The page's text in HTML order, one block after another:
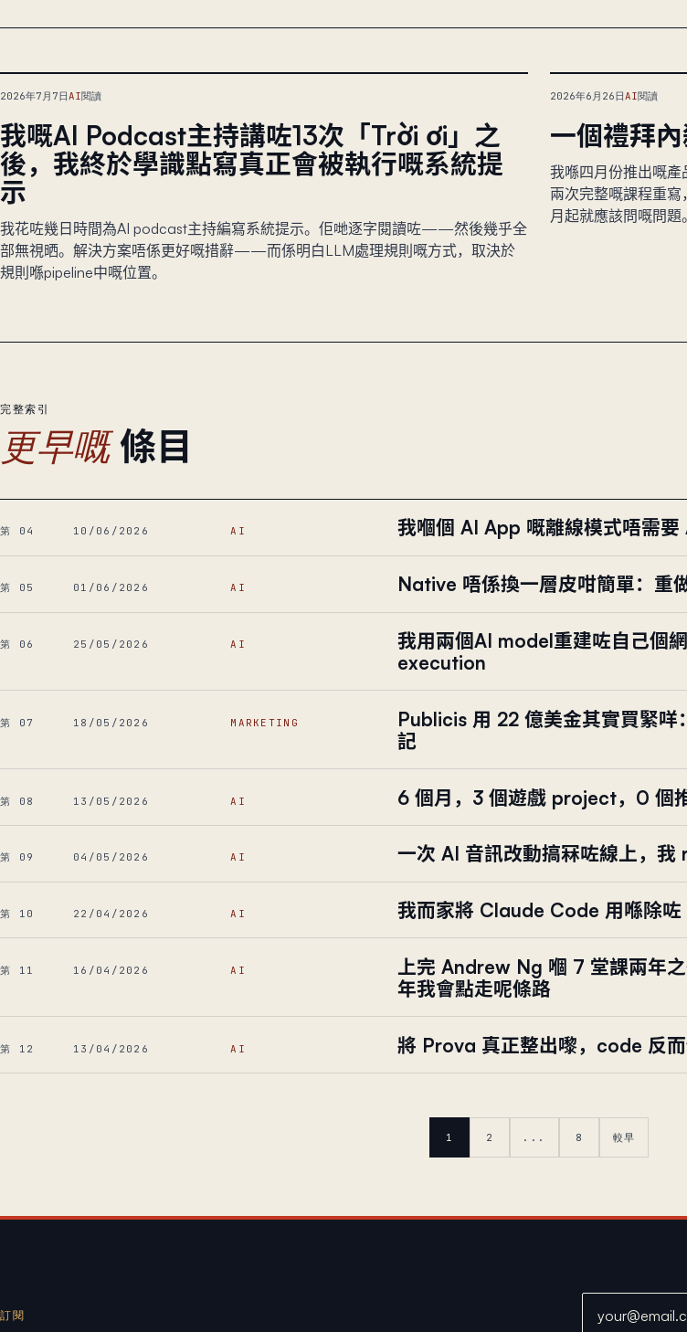
2026年7月7日AI閱讀
我嘅AI Podcast主持講咗13次「Trời ơi」之
後，我終於學識點寫真正會被執行嘅系統提
示
我花咗幾日時間為AI podcast主持編寫系統提示。佢哋逐字閱讀咗——然後幾乎全
部無視晒。解決方案唔係更好嘅措辭——而係明白LLM處理規則嘅方式，取決於
規則喺pipeline中嘅位置。
2026年6月26日AI閱讀
一個禮拜
我喺四月份推出嘅產
兩次完整嘅課程重
月起就應該問嘅問題。
完整索引
更早嘅 條目
第 04 10/06/2026 AI 我嗰個 AI App 嘅離線模式唔需要
第 05 01/06/2026 AI Native 唔係換一層皮咁簡單：重
第 06 25/05/2026 AI
我用兩個AI model重建咗自己個
execution
第 07 18/05/2026 MARKETING
Publicis 用 22 億美金其實買緊
記
第 08 13/05/2026 AI 6 個月，3 個遊戲 project，0 個
第 09 04/05/2026 AI 一次 AI 音訊改動搞冧咗線上，
第 10 22/04/2026 AI 我而家將 Claude Code 用喺除
第 11 16/04/2026 AI
上完 Andrew Ng 嗰 7 堂課兩年
年我會點走呢條路
第 12 13/04/2026 AI 將 Prova 真正整出嚟，code 反
1 2 ... 8 較早
訂閱